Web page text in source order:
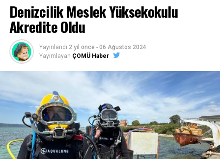
Çanakkale Onsekiz Mart Üniversitesi Rektörü Prof. Dr. R.
Cüneyt Erenoğlu, Araştırma Dekanlığı ekibi ile birlikte
törende yer alarak bu anlamlı başarıyı yerinde kutladı.
Törende bir konuşma yapan Rektörümüz, “Üniversitemizin
ulusal ve uluslararası alandaki başarısını bu tür ödüllerle
araştırmacılarımızın bilime ve teknolojiye olan ilgisini
artırarak yeni projeler için cesaretlendirecektir” dedi.
Facebook
Mastodon
EmailShare
Denizcilik Meslek Yüksekokulu
Akredite Oldu
Yayınlandı 2 yıl önce - 06 Ağustos 2024
Yayımlayan ÇOMÜ Haber